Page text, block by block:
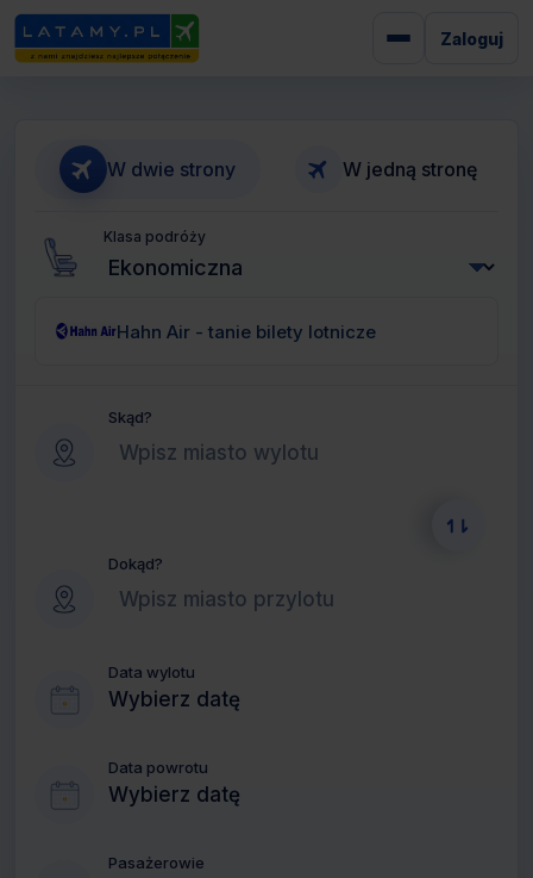
Zaloguj
W dwie strony W jedną stronę
Klasa podróży
Hahn Air - tanie bilety lotnicze
Skąd?
Dokąd?
Data wylotu
Wybierz datę
Data powrotu
Wybierz datę
Pasażerowie